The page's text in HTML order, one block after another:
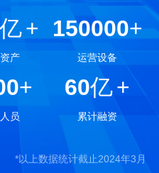
亿+
产
150000+
运营设备
+
员
60亿+
累计融资
*以上数据统计截止2024年3月